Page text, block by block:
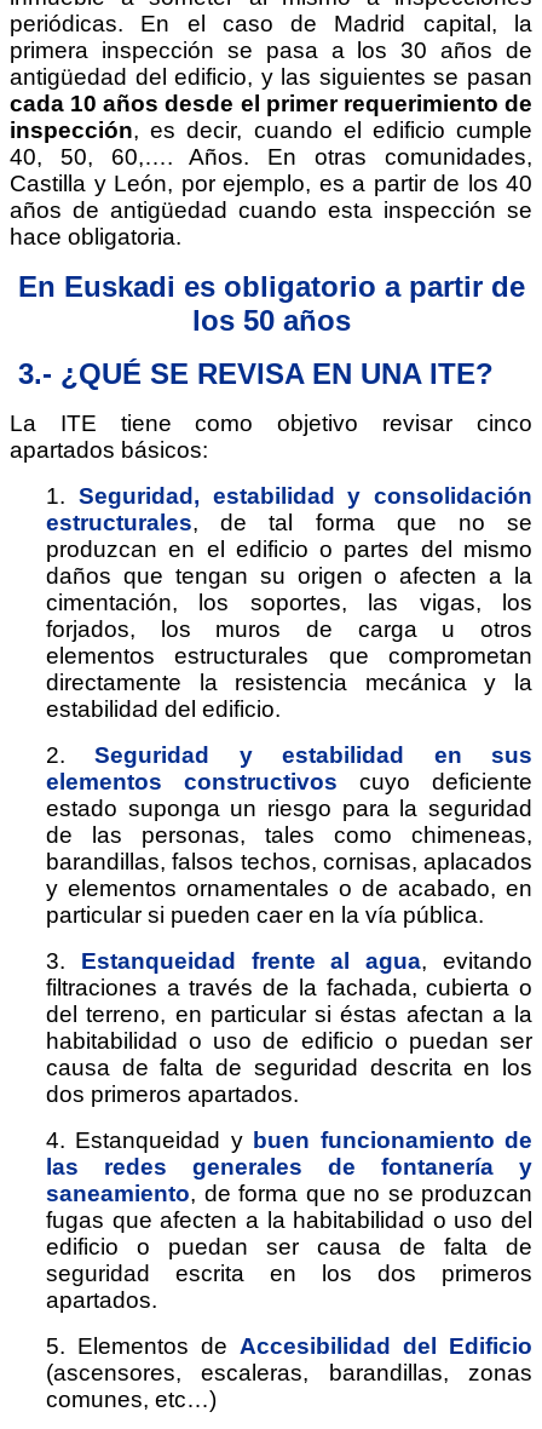
periódicas. En el caso de Madrid capital, la
primera inspección se pasa a los 30 años de
antigüedad del edificio, y las siguientes se pasan
cada 10 años desde el primer requerimiento de
inspección, es decir, cuando el edificio cumple
40, 50, 60,…. Años. En otras comunidades,
Castilla y León, por ejemplo, es a partir de los 40
años de antigüedad cuando esta inspección se
hace obligatoria.
En Euskadi es obligatorio a partir de
los 50 años
3.- ¿QUÉ SE REVISA EN UNA ITE?
La ITE tiene como objetivo revisar cinco
apartados básicos:
1. Seguridad, estabilidad y consolidación
estructurales, de tal forma que no se
produzcan en el edificio o partes del mismo
daños que tengan su origen o afecten a la
cimentación, los soportes, las vigas, los
forjados, los muros de carga u otros
elementos estructurales que comprometan
directamente la resistencia mecánica y la
estabilidad del edificio.
2.Seguridad y estabilidad en sus
elementos constructivos cuyo deficiente
estado suponga un riesgo para la seguridad
de las personas, tales como chimeneas,
barandillas, falsos techos, cornisas, aplacados
y elementos ornamentales o de acabado, en
particular si pueden caer en la vía pública.
3. Estanqueidad frente al agua, evitando
filtraciones a través de la fachada, cubierta o
del terreno, en particular si éstas afectan a la
habitabilidad o uso de edificio o puedan ser
causa de falta de seguridad descrita en los
dos primeros apartados.
4. Estanqueidad y buen funcionamiento de
las redes generales de fontanería y
saneamiento, de forma que no se produzcan
fugas que afecten a la habitabilidad o uso del
edificio o puedan ser causa de falta de
seguridad escrita en los dos primeros
apartados.
5. Elementos de Accesibilidad del Edificio
(ascensores, escaleras, barandillas, zonas
comunes, etc…)